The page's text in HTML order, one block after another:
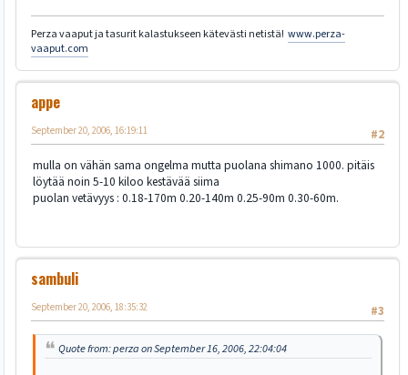
Perza vaaput ja tasurit kalastukseen kätevästi netistä! www.perza-
vaaput.com
appe
#2
September 20, 2006, 16:19:11
mulla on vähän sama ongelma mutta puolana shimano 1000. pitäis
löytää noin 5-10 kiloo kestävää siima
puolan vetävyys : 0.18-170m 0.20-140m 0.25-90m 0.30-60m.
sambuli
#3
September 20, 2006, 18:35:32
Quote from: perza on September 16, 2006, 22:04:04